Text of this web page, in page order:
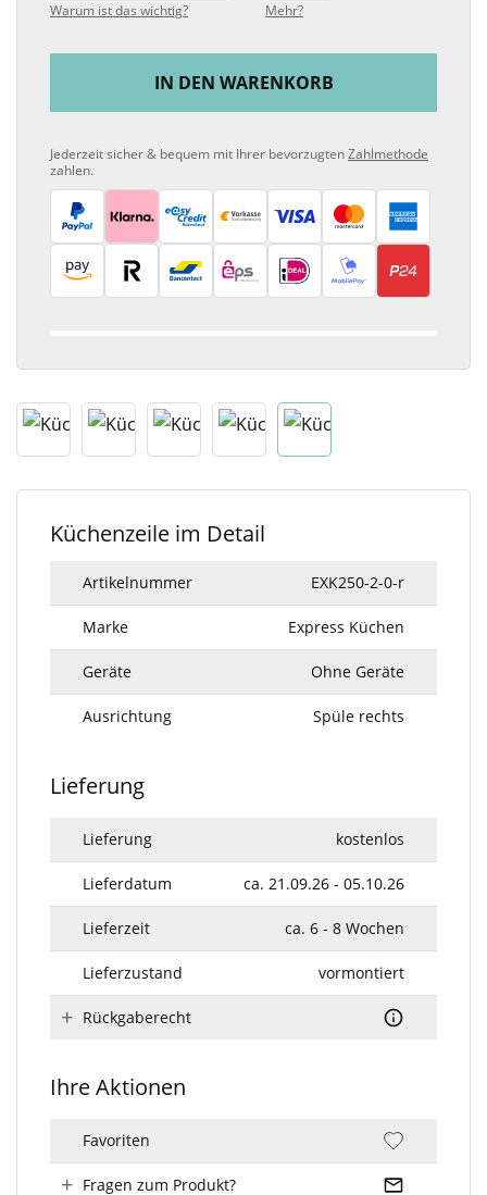
Warum ist das wichtig? Mehr?
IN DEN WARENKORB
Jederzeit sicher & bequem mit Ihrer bevorzugtenZahlmethode
zahlen.
Küchenzeile im Detail
Artikelnummer EXK250-2-0-r
Marke Express Küchen
Geräte Ohne Geräte
Ausrichtung Spüle rechts
Lieferung
Lieferung kostenlos
Lieferdatum ca. 21.09.26 - 05.10.26
Lieferzeit ca. 6 - 8 Wochen
Lieferzustand vormontiert
Rückgaberecht
Ihre Aktionen
Favoriten
Fragen zum Produkt?